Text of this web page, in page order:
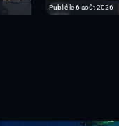
Publié le 6 août 2026